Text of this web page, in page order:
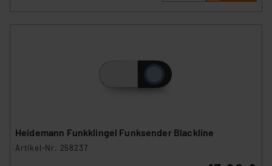
Heidemann Funkklingel Funksender Blackline
Artikel-Nr. 258237